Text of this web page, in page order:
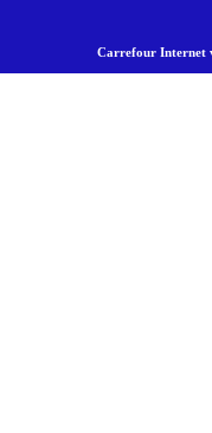
Carrefour Internet